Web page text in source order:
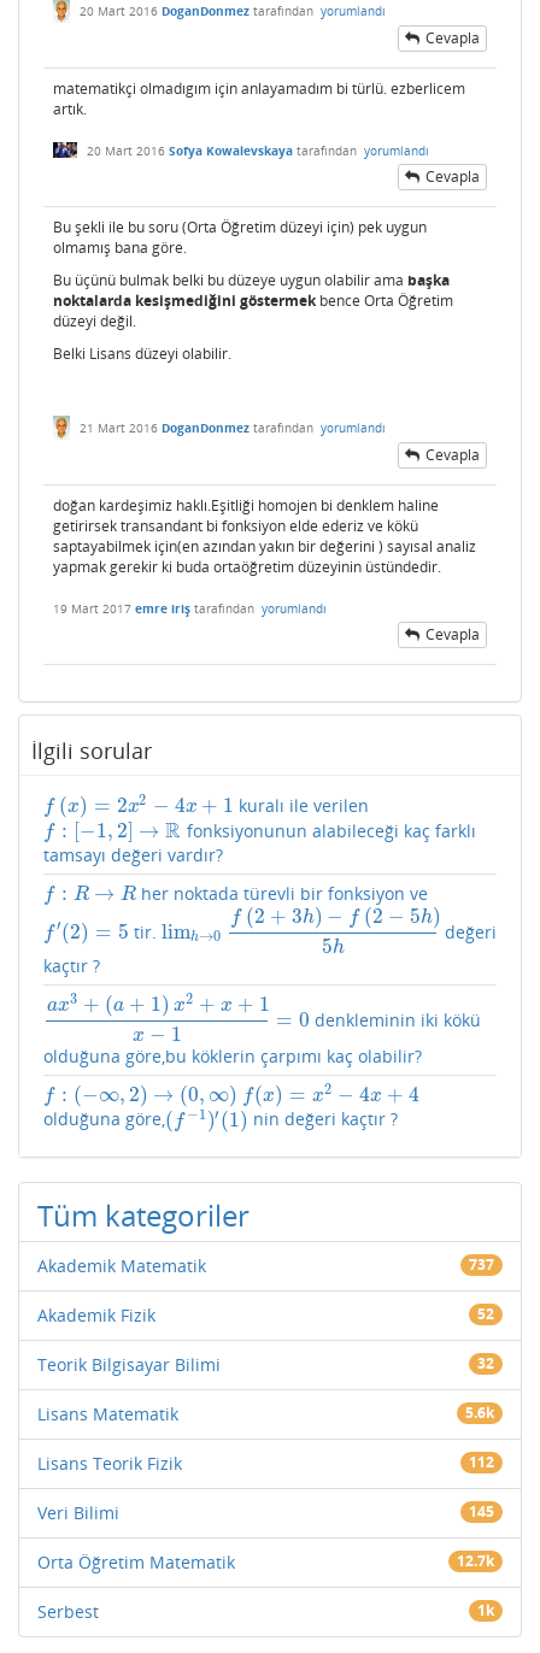
20 Mart 2016 DoganDonmez tarafından yorumlandı
Cevapla
matematikçi olmadıgım için anlayamadım bi türlü. ezberlicem
artık.
20 Mart 2016 Sofya Kowalevskaya tarafından yorumlandı
Cevapla
Bu şekli ile bu soru (Orta Öğretim düzeyi için) pek uygun
olmamış bana göre.
Bu üçünü bulmak belki bu düzeye uygun olabilir ama başka
noktalarda kesişmediğini göstermekbence Orta Öğretim
düzeyi değil.
Belki Lisans düzeyi olabilir.
21 Mart 2016 DoganDonmez tarafından yorumlandı
Cevapla
doğan kardeşimiz haklı.Eşitliği homojen bi denklem haline
getirirsek transandant bi fonksiyon elde ederiz ve kökü
saptayabilmek için(en azından yakın bir değerini ) sayısal analiz
yapmak gerekir ki buda ortaöğretim düzeyinin üstündedir.
19 Mart 2017 emre iriş tarafından yorumlandı
Cevapla
İlgili sorular
f (x) = 2x2 − 4x + 1
f(x)=2 2− 4x+1 kuralı ile verilen
f : [−1, 2] → R
f:[ − ,2]→ R
fonksiyonunun alabileceği kaç farklı
tamsayı değeri vardır?
f : R → R
f:R→R her noktada türevli bir fonksiyon ve
f′(2) = 5
f′(2)=5 tir. limh→0
f (2 + 3h) − f (2 − 5h)
5h
limh→0 f(2+3h)−f(2−5h)5h
değeri
kaçtır ?
ax3 + (a + 1) x2 + x + 1
x − 1
= 0
ax3+(a+1)x2+x+1x−1=0
denkleminin iki kökü
olduğuna göre,bu köklerin çarpımı kaç olabilir?
f : (−∞, 2) → (0, ∞)
f:( − ∞,2)→(0 ,∞ f(x) = x2 − 4x + 4
f(x)=x 2−4x+ 4
olduğuna göre,( f −1 )′ (1)
(f −1)′(1) nin değeri kaçtır ?
Tüm kategoriler
Akademik Matematik 737
Akademik Fizik 52
Teorik Bilgisayar Bilimi 32
Lisans Matematik 5.6k
Lisans Teorik Fizik 112
Veri Bilimi 145
Orta Öğretim Matematik 12.7k
Serbest 1k